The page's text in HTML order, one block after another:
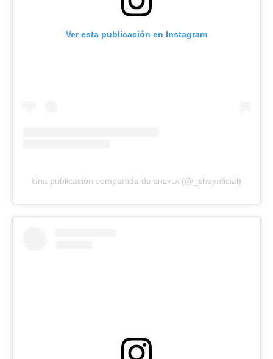
Ver esta publicación en Instagram
Una publicación compartida de sʜᴇʏʟᴀ (@_sheyoficial)